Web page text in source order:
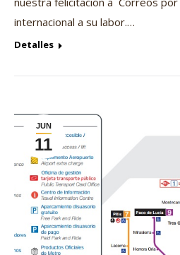
internacional a su labor.…
Detalles
JUN
11